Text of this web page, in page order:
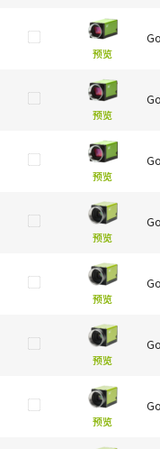
预览
预览
预览
预览
预览
预览
预览